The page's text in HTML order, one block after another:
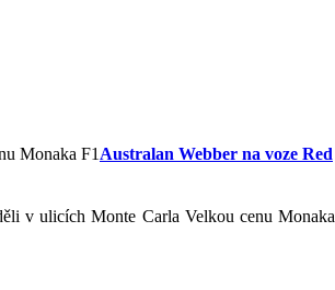
Australan Webber na voze Red
v ulicích Monte Carla Velkou cenu Monaka